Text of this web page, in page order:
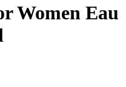
Women Eau